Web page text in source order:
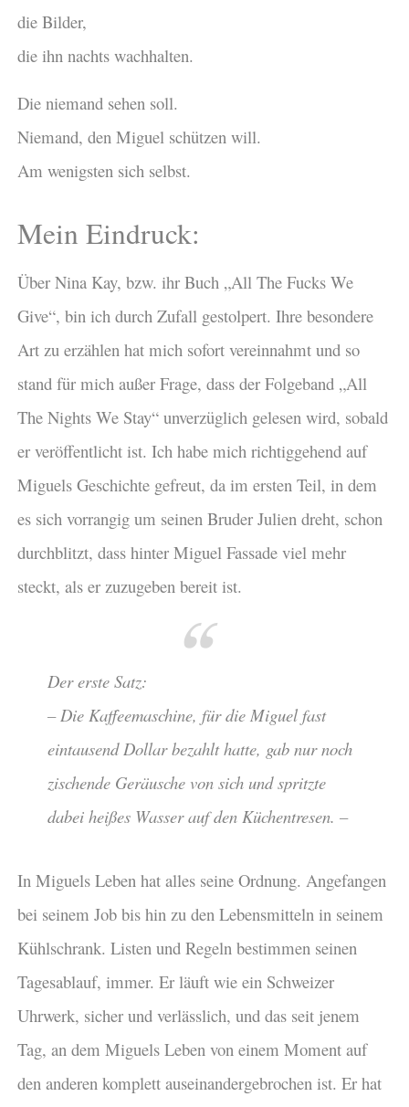
die Bilder,
die ihn nachts wachhalten.
Die niemand sehen soll.
Niemand, den Miguel schützen will.
Am wenigsten sich selbst.
Mein Eindruck:
Über Nina Kay, bzw. ihr Buch „All The Fucks We
Give“, bin ich durch Zufall gestolpert. Ihre besondere
Art zu erzählen hat mich sofort vereinnahmt und so
stand für mich außer Frage, dass der Folgeband „All
The Nights We Stay“ unverzüglich gelesen wird, sobald
er veröffentlicht ist. Ich habe mich richtiggehend auf
Miguels Geschichte gefreut, da im ersten Teil, in dem
es sich vorrangig um seinen Bruder Julien dreht, schon
durchblitzt, dass hinter Miguel Fassade viel mehr
steckt, als er zuzugeben bereit ist.
Der erste Satz:
– Die Kaffeemaschine, für die Miguel fast
eintausend Dollar bezahlt hatte, gab nur noch
zischende Geräusche von sich und spritzte
dabei heißes Wasser auf den Küchentresen. –
In Miguels Leben hat alles seine Ordnung. Angefangen
bei seinem Job bis hin zu den Lebensmitteln in seinem
Kühlschrank. Listen und Regeln bestimmen seinen
Tagesablauf, immer. Er läuft wie ein Schweizer
Uhrwerk, sicher und verlässlich, und das seit jenem
Tag, an dem Miguels Leben von einem Moment auf
den anderen komplett auseinandergebrochen ist. Er hat